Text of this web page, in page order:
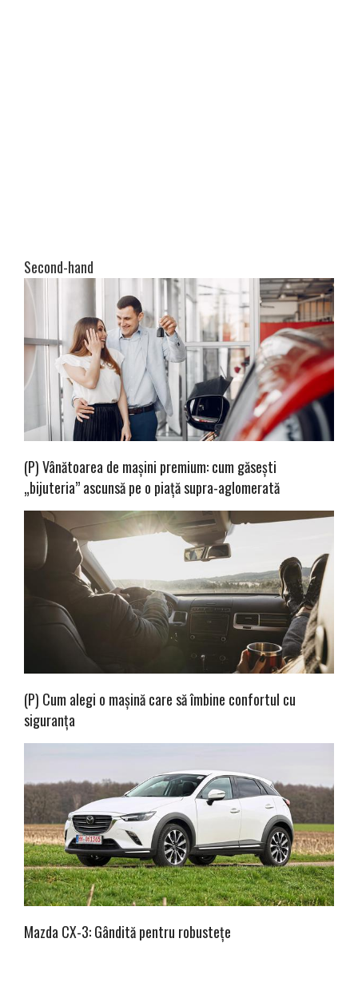
Second-hand
(P) Vânătoarea de mașini premium: cum găsești
„bijuteria” ascunsă pe o piață supra-aglomerată
(P) Cum alegi o mașină care să îmbine confortul cu
siguranța
Mazda CX-3: Gândită pentru robustețe